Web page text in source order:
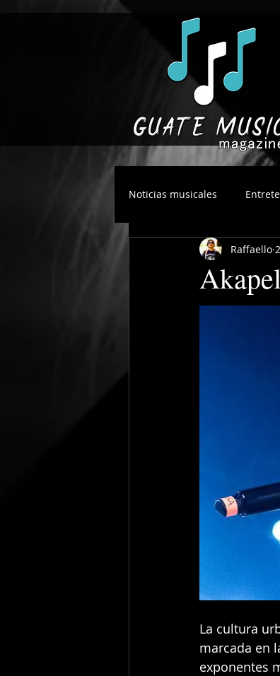
Noticias musicales
Raffaello
La cultura
marcada en
exponentes